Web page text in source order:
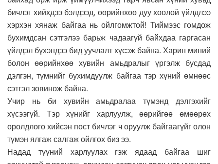
бичлэг хийхдээ бэлдээд, өөрийнхөө дуу хоолой үйлдлээ
хэрхэн хянаж байгаа нь ойлгомжтой! Тиймээс гомдож
бухимдсан сэтгэлээ барьж чадаагүй байхдаа гаргасан
үйлдэл бүхэндээ бид уучлалт хүсэж байна. Харин миний
болон өөрийнхөө хувийн амьдралыг үргэлж бусдад
дэлгэн, түмнийг бухимдуулж байгаа тэр хүний өмнөөс
сэтгэл зовинож байна.
Учир нь би хувийн амьдралаа түмэнд дэлгэхийг
хүсээгүй. Тэр хүнийг харлуулж, өөрийгөө өмөөрөх
оролдлого хийсэн пост бичлэг ч оруулж байгаагүйг олон
түмэн ялгаж салгаж ойлгох биз ээ.
Надад түүний харлуулах гэж ядаад байгаа шиг